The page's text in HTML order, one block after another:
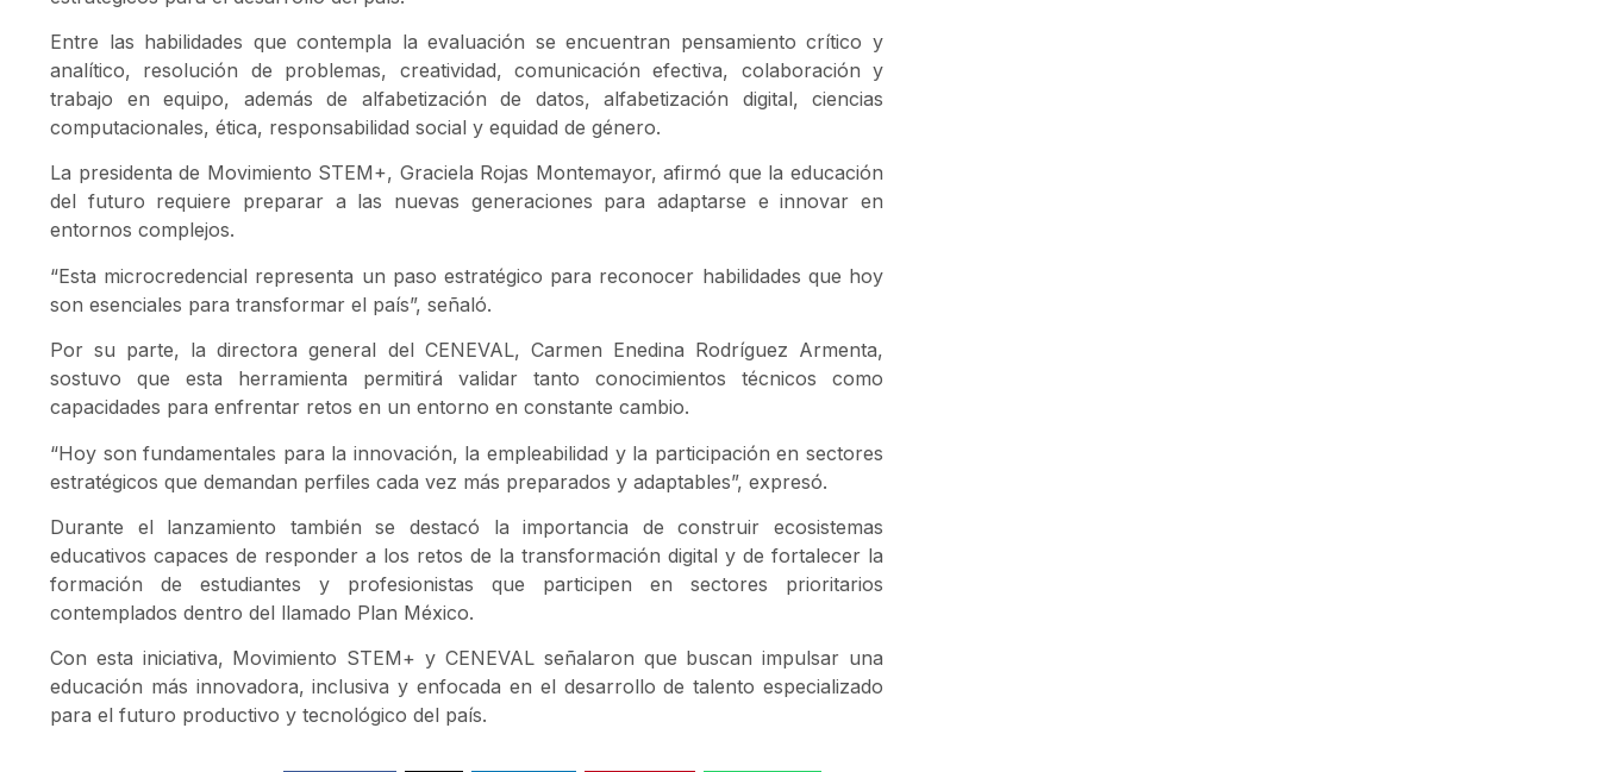
Entre las habilidades que contempla la evaluación se encuentran pensamiento crítico y
analítico, resolución de problemas, creatividad, comunicación efectiva, colaboración y
trabajo en equipo, además de alfabetización de datos, alfabetización digital, ciencias
computacionales, ética, responsabilidad social y equidad de género.
La presidenta de Movimiento STEM+, Graciela Rojas Montemayor, afirmó que la educación
del futuro requiere preparar a las nuevas generaciones para adaptarse e innovar en
entornos complejos.
“Esta microcredencial representa un paso estratégico para reconocer habilidades que hoy
son esenciales para transformar el país”, señaló.
Por su parte, la directora general del CENEVAL, Carmen Enedina Rodríguez Armenta,
sostuvo que esta herramienta permitirá validar tanto conocimientos técnicos como
capacidades para enfrentar retos en un entorno en constante cambio.
“Hoy son fundamentales para la innovación, la empleabilidad y la participación en sectores
estratégicos que demandan perfiles cada vez más preparados y adaptables”, expresó.
Durante el lanzamiento también se destacó la importancia de construir ecosistemas
educativos capaces de responder a los retos de la transformación digital y de fortalecer la
formación de estudiantes y profesionistas que participen en sectores prioritarios
contemplados dentro del llamado Plan México.
Con esta iniciativa, Movimiento STEM+ y CENEVAL señalaron que buscan impulsar una
educación más innovadora, inclusiva y enfocada en el desarrollo de talento especializado
para el futuro productivo y tecnológico del país.